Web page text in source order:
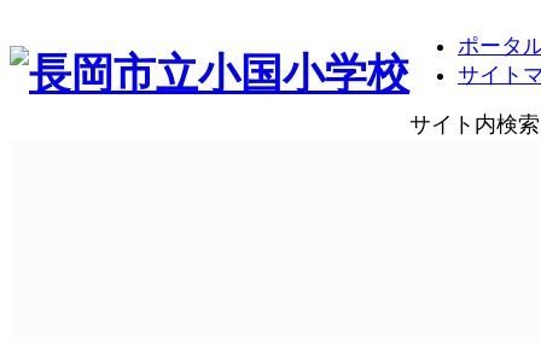
ポータ
サイト
サイト内検索